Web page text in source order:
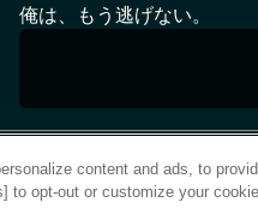
俺は、もう逃げない。
content and ads, to
to opt-out or customize your